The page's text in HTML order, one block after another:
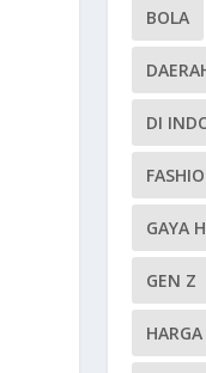
BOLA
DI
GAYA
GEN Z